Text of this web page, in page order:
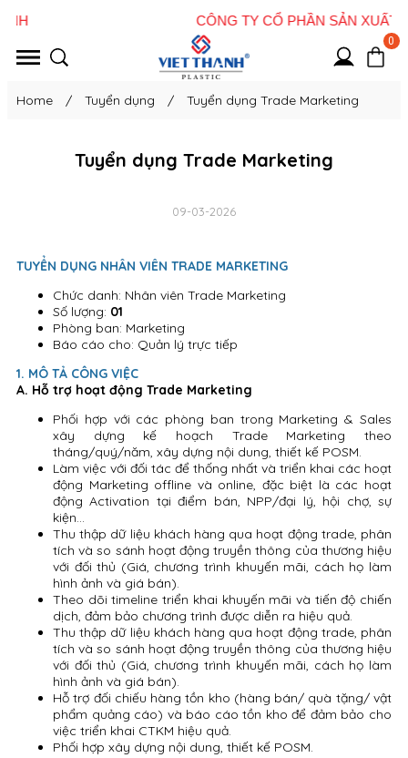
0
Home / Tuyển dụng / Tuyển dụng Trade Marketing
Tuyển dụng Trade Marketing
09-03-2026
TUYỂN DỤNG NHÂN VIÊN TRADE MARKETING
Chức danh: Nhân viên Trade Marketing
Số lượng: 01
Phòng ban: Marketing
Báo cáo cho: Quản lý trực tiếp
1. MÔ TẢ CÔNG VIỆC
A. Hỗ trợ hoạt động Trade Marketing
Phối hợp với các phòng ban trong Marketing & Sales
xây dựng kế hoạch Trade Marketing theo
tháng/quý/năm, xây dựng nội dung, thiết kế POSM.
Làm việc với đối tác để thống nhất và triển khai các hoạt
động Marketing offline và online, đặc biệt là các hoạt
động Activation tại điểm bán, NPP/đại lý, hội chợ, sự
kiện…
Thu thập dữ liệu khách hàng qua hoạt động trade, phân
tích và so sánh hoạt động truyền thông của thương hiệu
với đối thủ (Giá, chương trình khuyến mãi, cách họ làm
hình ảnh và giá bán).
Theo dõi timeline triển khai khuyến mãi và tiến độ chiến
dịch, đảm bảo chương trình được diễn ra hiệu quả.
Thu thập dữ liệu khách hàng qua hoạt động trade, phân
tích và so sánh hoạt động truyền thông của thương hiệu
với đối thủ (Giá, chương trình khuyến mãi, cách họ làm
hình ảnh và giá bán).
Hỗ trợ đối chiếu hàng tồn kho (hàng bán/ quà tặng/ vật
phẩm quảng cáo) và báo cáo tồn kho để đảm bảo cho
việc triển khai CTKM hiệu quả.
Phối hợp xây dựng nội dung, thiết kế POSM.